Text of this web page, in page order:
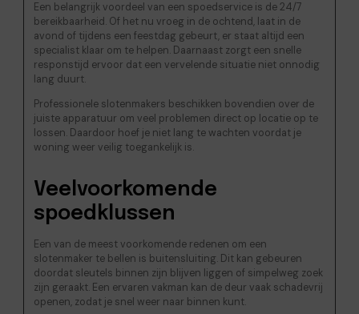
Een belangrijk voordeel van een spoedservice is de 24/7
bereikbaarheid. Of het nu vroeg in de ochtend, laat in de
avond of tijdens een feestdag gebeurt, er staat altijd een
specialist klaar om te helpen. Daarnaast zorgt een snelle
responstijd ervoor dat een vervelende situatie niet onnodig
lang duurt.
Professionele slotenmakers beschikken bovendien over de
juiste apparatuur om veel problemen direct op locatie op te
lossen. Daardoor hoef je niet lang te wachten voordat je
woning weer veilig toegankelijk is.
Veelvoorkomende
spoedklussen
Een van de meest voorkomende redenen om een
slotenmaker te bellen is buitensluiting. Dit kan gebeuren
doordat sleutels binnen zijn blijven liggen of simpelweg zoek
zijn geraakt. Een ervaren vakman kan de deur vaak schadevrij
openen, zodat je snel weer naar binnen kunt.